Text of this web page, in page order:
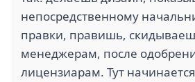
непосредственному
правки, правишь,
менеджерам, после
лицензиарам. Тут